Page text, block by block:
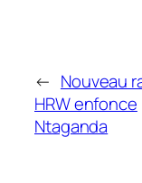
← Nouveau
HRW enfonce
Ntaganda